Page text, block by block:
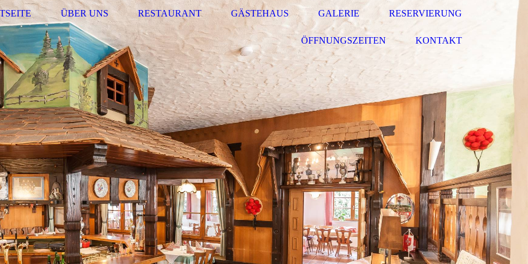
ÜBER UNS RESTAURANT GÄSTEHAUS GALERIE RESERVIERUNG
ÖFFNUNGSZEITEN KONTAKT